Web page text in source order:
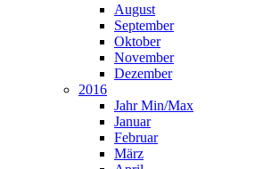
August
September
Oktober
November
Dezember
2016
Jahr Min/Max
Januar
Februar
März